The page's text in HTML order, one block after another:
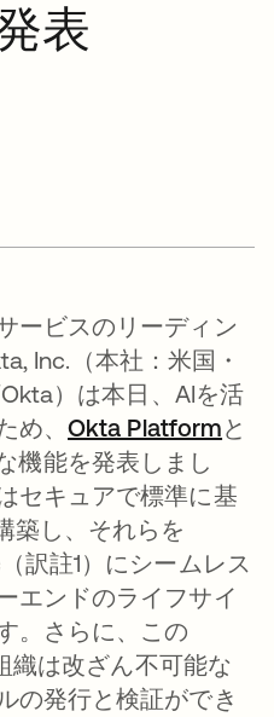
表
ービスのリーディン
Inc.（本社：米国・
）は本日、AIを活
め、Okta Platformと
機能を発表しまし
セキュアで標準に基
築し、それらを
訳註1）にシームレス
エンドのライフサイ
。さらに、この
織は改ざん不可能な
の発行と検証ができ